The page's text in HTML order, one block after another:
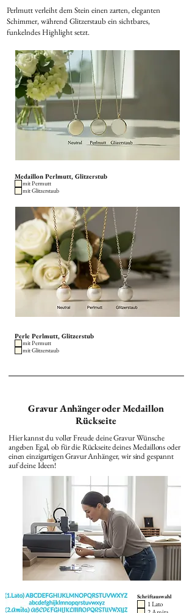
Perlmutt verleiht dem Stein einen zarten, eleganten
Schimmer, während Glitzerstaub ein sichtbares,
funkelndes Highlight setzt.
Medaillon Perlmutt, Glitzerstub
mit Permutt
mit Glitzerstaub
Perle Perlmutt, Glitzerstub
mit Permutt
mit Glitzerstaub
Gravur Anhänger oder Medaillon
Rückseite
Hier kannst du voller Freude deine Gravur Wünsche
angeben Egal, ob für die Rückseite deines Medaillons oder
einen einzigartigen Gravur Anhänger, wir sind gespannt
auf deine Ideen!
Schriftauswahl
1 Lato